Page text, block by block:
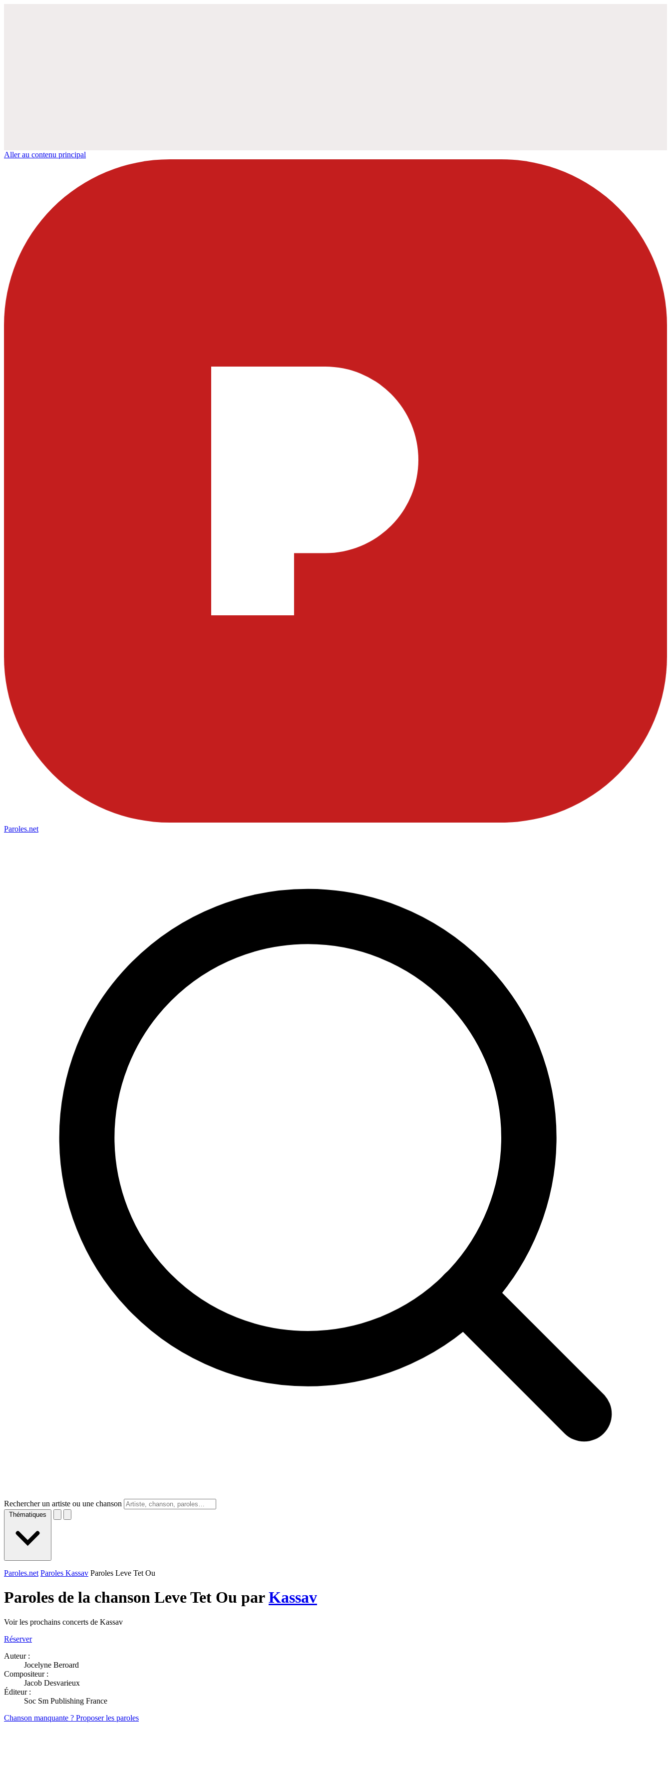
Aller au contenu principal
Paroles.net
Rechercher un artiste ou une chanson
Thématiques
Paroles.net Paroles Kassav Paroles Leve Tet Ou
Paroles de la chanson Leve Tet Ou parKassav
Voir les prochains concerts de Kassav
Réserver
Auteur :
Jocelyne Beroard
Compositeur :
Jacob Desvarieux
Éditeur :
Soc Sm Publishing France
Chanson manquante ? Proposer les paroles